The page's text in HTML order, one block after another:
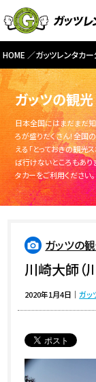
HOME ガッツレンタカ
ガッツの観光
日本全国にはまだまだ知
ろが盛りだくさん！全国
える「とっておきの観光
ば行けないところもあり
タカーをご利用ください。
ガッツの
川崎大師（
2020年1月4日 ｜ガッ